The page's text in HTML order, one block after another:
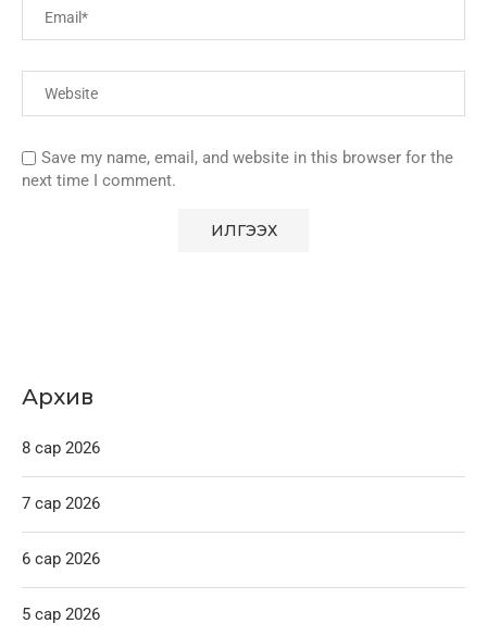
Save my name, email, and website in this browser for the
next time I comment.
Архив
8 сар 2026
7 сар 2026
6 сар 2026
5 сар 2026